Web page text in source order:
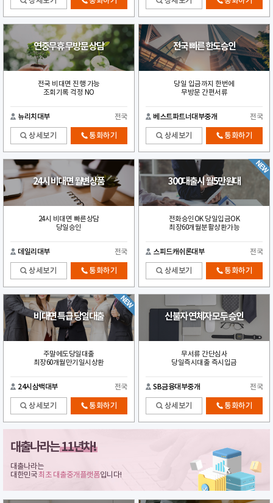
연중무휴 무방문 상담
전국 비대면 진행 가능
조회기록 걱정 NO
뉴리치대부 전국
상세보기 통화하기
전국 빠른 한도승인
당일 입금까지 한번에
무방문 간편서류
베스트파트너대부중개 전국
상세보기 통화하기
24시 비대면 월변상품
24시 비대면 빠른상담
당일승인
데일리대부 전국
상세보기 통화하기
300대출시 월5만원대
전화승인OK 당일입금OK
최장60개월분활상환가능
스피드캐쉬론대부 전국
상세보기 통화하기
비대면 특급 당일대출
주말에도당일대출
최장60개월만기일시상환
24시삼백대부 전국
상세보기 통화하기
신불자 연체자 모두 승인
무서류 간단심사
당일즉시대출 즉시입금
SB금융대부중개 전국
상세보기 통화하기
대출나라는11년차!
대출나라는
대한민국최초 대출중개플랫폼입니다!